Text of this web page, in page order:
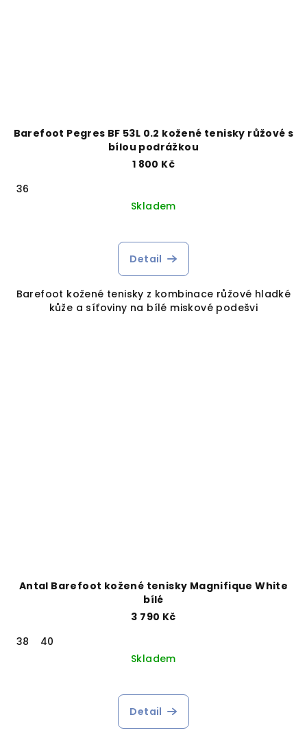
Barefoot Pegres BF 53L 0.2 kožené tenisky růžové s
bílou podrážkou
1 800 Kč
36
Skladem
Detail
Barefoot kožené tenisky z kombinace růžové hladké
kůže a síťoviny na bílé miskové podešvi
Antal Barefoot kožené tenisky Magnifique White
bílé
3 790 Kč
38
40
Skladem
Detail